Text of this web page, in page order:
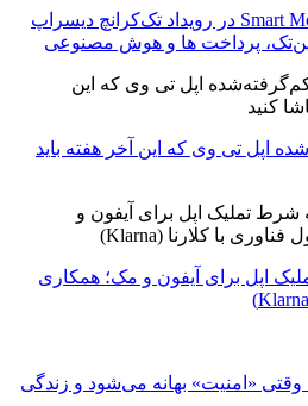
رونمایی از استیج Smart Money در رویداد تک‌کرانچ دیسراپ
اپل تی وی که این آخر هفته باید
اپل برای آیفون و مک؛ همکاری
وقتی «امنیت» بهانه می‌شود و زندگی